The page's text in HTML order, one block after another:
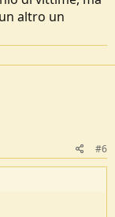
altro un
#6